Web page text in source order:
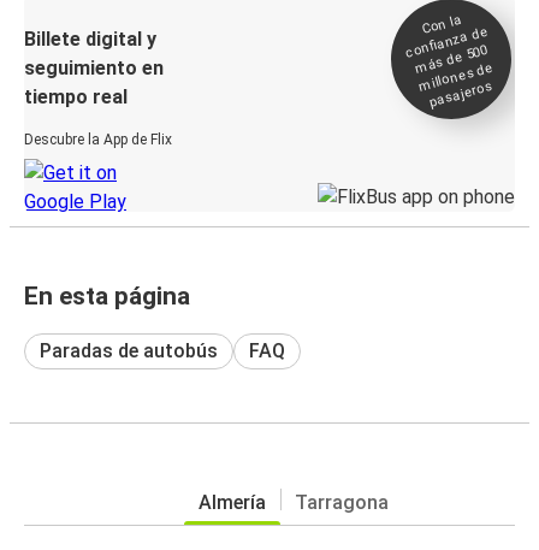
Billete digital y
seguimiento en
tiempo real
Descubre la App de Flix
Con la
confianza de
más de 500
millones de
pasajeros
En esta página
Paradas de autobús FAQ
Almería Tarragona